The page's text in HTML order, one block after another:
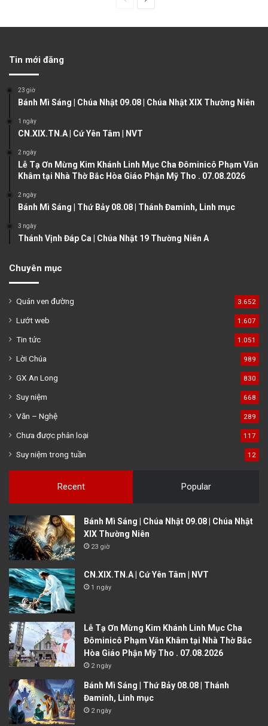
u
p
g
g
Tin mới đăng
23 giờ
Bánh Mì Sáng | Chúa Nhật 09.08 | Chúa Nhật XIX Thường Niên
1 ngày
CN.XIX.TN.A | Cứ Yên Tâm | NVT
2 ngày
Lễ Tạ Ơn Mừng Kim Khánh Linh Mục Cha Đôminicô Phạm Văn
Khâm tại Nhà Thờ Bắc Hòa Giáo Phận Mỹ Tho . 07.08.2026
2 ngày
Bánh Mì Sáng | Thứ Bảy 08.08 | Thánh Đaminh, Linh mục
3 ngày
Thánh Vịnh Đáp Ca | Chúa Nhật 19 Thường Niên A
Chuyên mục
Quán ven đường 3.652
Lướt web 1.607
Tin tức 1.051
Lời Chúa 989
GX An Long 830
Suy niệm 668
Văn – Nghệ 289
Chưa được phân loại 117
Suy niệm trong tuần 12
Recent Popular
Bánh Mì Sáng | Chúa Nhật 09.08 | Chúa Nhật
XIX Thường Niên
23 giờ
CN.XIX.TN.A | Cứ Yên Tâm | NVT
1 ngày
Lễ Tạ Ơn Mừng Kim Khánh Linh Mục Cha
Đôminicô Phạm Văn Khâm tại Nhà Thờ Bắc
Hòa Giáo Phận Mỹ Tho . 07.08.2026
2 ngày
Bánh Mì Sáng | Thứ Bảy 08.08 | Thánh
Đaminh, Linh mục
2 ngày